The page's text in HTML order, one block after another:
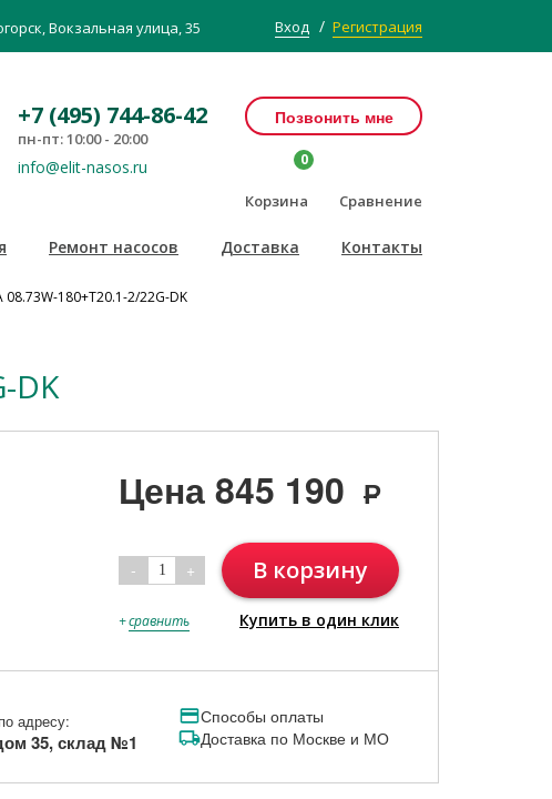
Вокзальная улица, 35 Вход / Регистрация
+7 (495) 744-86-42
пн-пт: 10:00 - 20:00
info@elit-nasos.ru
Позвонить мне
Корзина
0
Сравнение
Ремонт насосов Доставка Контакты
180+T20.1-2/22G-DK
DK
Цена845 190 Р
- 1 + В корзину
+сравнить Купить в один клик
адресу:
35, склад №1
Способы оплаты
Доставка по Москве и МО